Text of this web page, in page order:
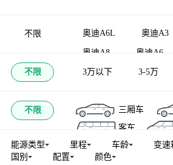
AC Schnitzer 安凯客车 AM
不限 奥迪A6L 奥迪A3
奥迪A8 奥迪A6
奥迪A3(进口) 奥
奥迪Q5(进口) 奥
奥迪S6 奥迪RS 4
奥迪S7 奥迪Q7新
不限 3万以下 3-5万
不限 三厢车
客车
能源类型 里程 车龄 变速
国别
配置 颜色